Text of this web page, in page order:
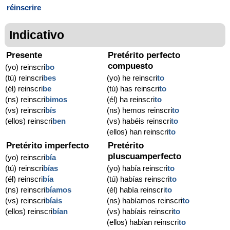
réinscrire
Indicativo
Presente
(yo) reinscribo
(tú) reinscribes
(él) reinscribe
(ns) reinscribimos
(vs) reinscribís
(ellos) reinscriben
Pretérito perfecto
compuesto
(yo) he reinscrito
(tú) has reinscrito
(él) ha reinscrito
(ns) hemos reinscrito
(vs) habéis reinscrito
(ellos) han reinscrito
Pretérito imperfecto
(yo) reinscribía
(tú) reinscribías
(él) reinscribía
(ns) reinscribíamos
(vs) reinscribíais
(ellos) reinscribían
Pretérito
pluscuamperfecto
(yo) había reinscrito
(tú) habías reinscrito
(él) había reinscrito
(ns) habíamos reinscrito
(vs) habíais reinscrito
(ellos) habían reinscrito